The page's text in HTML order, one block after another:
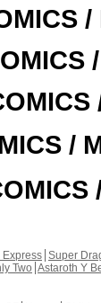
/
Super
Two Astaroth Y